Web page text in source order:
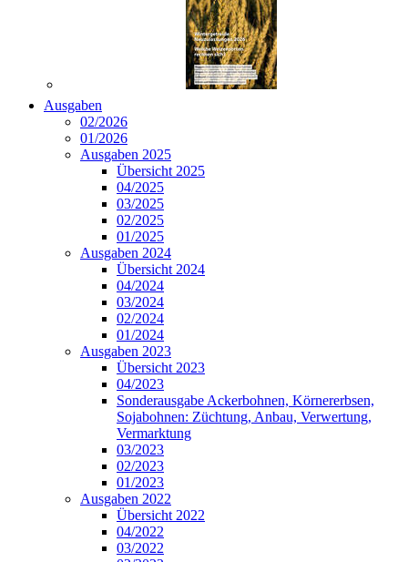
Ausgaben
02/2026
01/2026
Ausgaben 2025
Übersicht 2025
04/2025
03/2025
02/2025
01/2025
Ausgaben 2024
Übersicht 2024
04/2024
03/2024
02/2024
01/2024
Ausgaben 2023
Übersicht 2023
04/2023
Sonderausgabe Ackerbohnen, Körnererbsen,
Sojabohnen: Züchtung, Anbau, Verwertung,
Vermarktung
03/2023
02/2023
01/2023
Ausgaben 2022
Übersicht 2022
04/2022
03/2022